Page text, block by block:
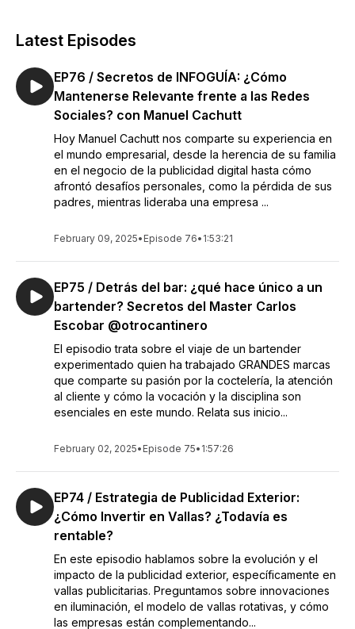
Latest Episodes
EP76 / Secretos de INFOGUÍA: ¿Cómo
Mantenerse Relevante frente a las Redes
Sociales? con Manuel Cachutt
Hoy Manuel Cachutt nos comparte su experiencia en
el mundo empresarial, desde la herencia de su familia
en el negocio de la publicidad digital hasta cómo
afrontó desafíos personales, como la pérdida de sus
padres, mientras lideraba una empresa ...
February 09, 2025• Episode 76• 1:53:21
EP75 / Detrás del bar: ¿qué hace único a un
bartender? Secretos del Master Carlos
Escobar @otrocantinero
El episodio trata sobre el viaje de un bartender
experimentado quien ha trabajado GRANDES marcas
que comparte su pasión por la coctelería, la atención
al cliente y cómo la vocación y la disciplina son
esenciales en este mundo. Relata sus inicio...
February 02, 2025• Episode 75• 1:57:26
EP74 / Estrategia de Publicidad Exterior:
¿Cómo Invertir en Vallas? ¿Todavía es
rentable?
En este episodio hablamos sobre la evolución y el
impacto de la publicidad exterior, específicamente en
vallas publicitarias. Preguntamos sobre innovaciones
en iluminación, el modelo de vallas rotativas, y cómo
las empresas están complementando...